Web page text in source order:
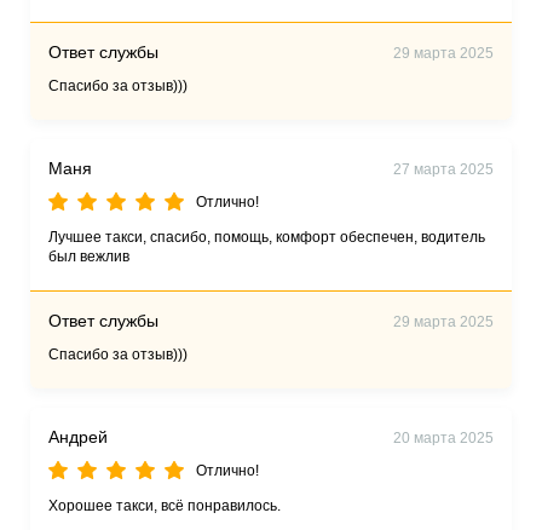
Ответ службы
29 марта 2025
Спасибо за отзыв)))
Маня
27 марта 2025
Отлично!
Лучшее такси, спасибо, помощь, комфорт обеспечен, водитель
был вежлив
Ответ службы
29 марта 2025
Спасибо за отзыв)))
Андрей
20 марта 2025
Отлично!
Хорошее такси, всё понравилось.